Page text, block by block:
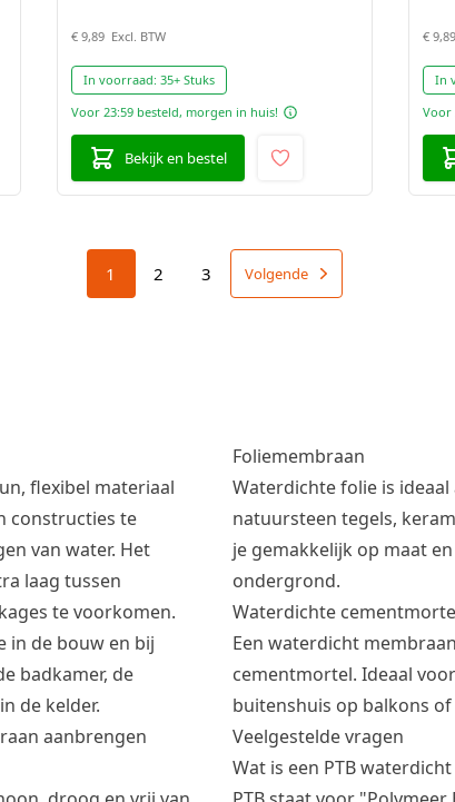
€ 9,89
In voorraad: 35+ Stuks
Voor 23:59 besteld, morgen in huis!
Bekijk en bestel
€ 9,89
In
Voor
U lees momenteel pagina
1 Pagina
2 Pagina
3 VolgendePagina
flexibel materiaal
constructies te
van water. Het
laag tussen
te voorkomen.
in de bouw en bij
badkamer, de
de kelder.
aanbrengen
Foliemembraan
Waterdichte folie is
natuursteen tegels,
je gemakkelijk op maat
ondergrond.
Waterdichte
Een waterdicht
cementmortel. Ideaal
buitenshuis op balkons
Veelgestelde vragen
Wat is een PTB